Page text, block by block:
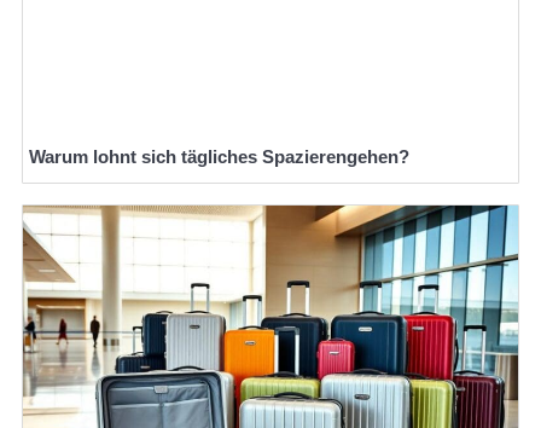
Warum lohnt sich tägliches Spazierengehen?